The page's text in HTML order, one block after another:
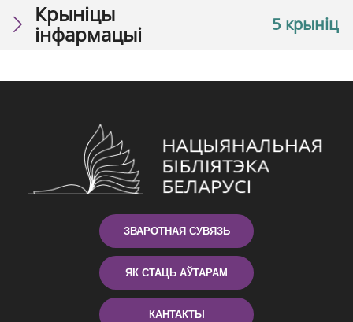
5 крыніц
Крыніцы
інфармацыі
ЗВАРОТНАЯ СУВЯЗЬ
ЯК СТАЦЬ АЎТАРАМ
КАНТАКТЫ